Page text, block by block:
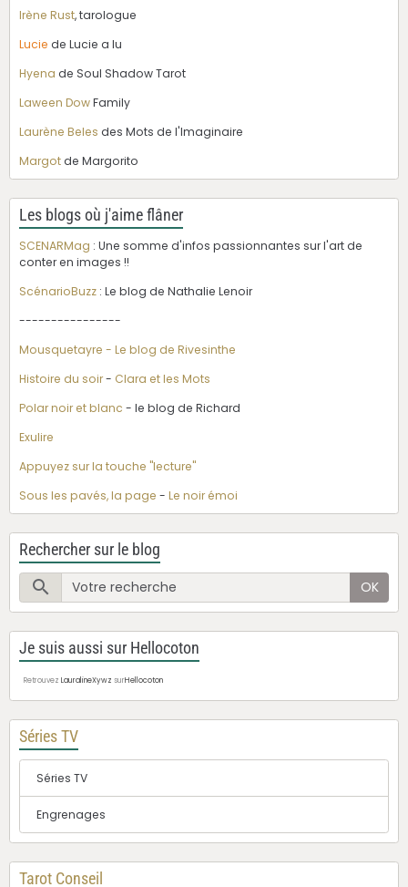
Irène Rust, tarologue
Lucie de Lucie a lu
Hyena de Soul Shadow Tarot
Laween DowFamily
Laurène Beles des Mots de l'Imaginaire
Margotde Margorito
Les blogs où j'aime flâner
SCENARMag : Une somme d'infos passionnantes sur l'art de
conter en images !!
ScénarioBuzz : Le blog de Nathalie Lenoir
----------------
Mousquetayre - Le blog de Rivesinthe
Histoire du soir- Clara et les Mots
Polar noir et blanc - le blog de Richard
Exulire
Appuyez sur la touche "lecture"
Sous les pavés, la page - Le noir émoi
Rechercher sur le blog
OK
Je suis aussi sur Hellocoton
Retrouvez LauralineXywz surHellocoton
Séries TV
Séries TV
Engrenages
Tarot Conseil